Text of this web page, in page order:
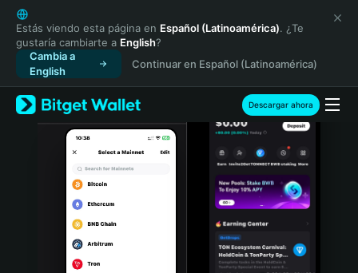
English
日本語
Tiếng Việt
Русский
Español (Latinoamérica)
Türkçe
Italiano
Português (Portugal)
Bahasa Indonesia
Estás viendo esta página en Español (Latinoamérica). ¿Te
gustaría cambiarte a English?
Cambia a
English
Continuar en Español (Latinoamérica)
Descargar ahora